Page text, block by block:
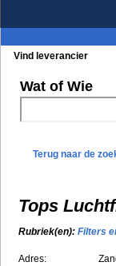
Vind leverancier
Wat of Wie
Terug naar de
Tops
Rubriek(en): Filters
Adres: